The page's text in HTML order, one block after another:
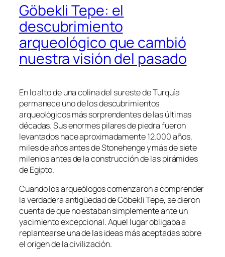
Göbekli Tepe: el
descubrimiento
arqueológico que cambió
nuestra visión del pasado
En lo alto de una colina del sureste de Turquía
permanece uno de los descubrimientos
arqueológicos más sorprendentes de las últimas
décadas. Sus enormes pilares de piedra fueron
levantados hace aproximadamente 12.000 años,
miles de años antes de Stonehenge y más de siete
milenios antes de la construcción de las pirámides
de Egipto.
Cuando los arqueólogos comenzaron a comprender
la verdadera antigüedad de Göbekli Tepe, se dieron
cuenta de que no estaban simplemente ante un
yacimiento excepcional. Aquel lugar obligaba a
replantearse una de las ideas más aceptadas sobre
el origen de la civilización.